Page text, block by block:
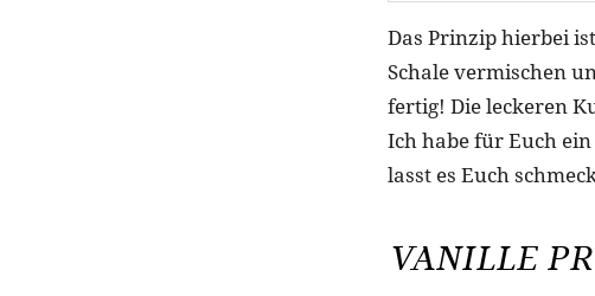
Das Prinzip hierbei
Schale vermischen
fertig! Die leckeren
Ich habe für Euch
lasst es Euch
VANILLE